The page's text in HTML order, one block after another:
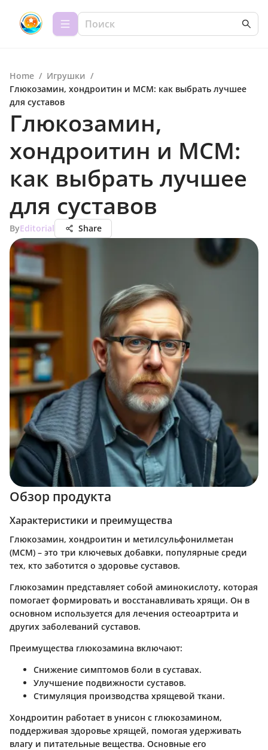
Home / Игрушки /
Глюкозамин, хондроитин и МСМ: как выбрать лучшее
для суставов
Глюкозамин,
хондроитин и МСМ:
как выбрать лучшее
для суставов
ByEditorial Share
Обзор продукта
Характеристики и преимущества
Глюкозамин, хондроитин и метилсульфонилметан
(МСМ) – это три ключевых добавки, популярные среди
тех, кто заботится о здоровье суставов.
Глюкозамин представляет собой аминокислоту, которая
помогает формировать и восстанавливать хрящи. Он в
основном используется для лечения остеоартрита и
других заболеваний суставов.
Преимущества глюкозамина включают:
Снижение симптомов боли в суставах.
Улучшение подвижности суставов.
Стимуляция производства хрящевой ткани.
Хондроитин работает в унисон с глюкозамином,
поддерживая здоровье хрящей, помогая удерживать
влагу и питательные вещества. Основные его